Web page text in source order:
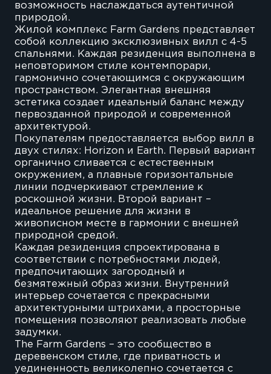
возможность наслаждаться аутентичной
природой.
Жилой комплекс Farm Gardens представляет
собой коллекцию эксклюзивных вилл с 4-5
спальнями. Каждая резиденция выполнена в
неповторимом стиле контемпорари,
гармонично сочетающимся с окружающим
пространством. Элегантная внешняя
эстетика создает идеальный баланс между
первозданной природой и современной
архитектурой.
Покупателям предоставляется выбор вилл в
двух стилях: Horizon и Earth. Первый вариант
органично сливается с естественным
окружением, а плавные горизонтальные
линии подчеркивают стремление к
роскошной жизни. Второй вариант –
идеальное решение для жизни в
живописном месте в гармонии с внешней
природной средой.
Каждая резиденция спроектирована в
соответствии с потребностями людей,
предпочитающих загородный и
безмятежный образ жизни. Внутренний
интерьер сочетается с прекрасными
архитектурными штрихами, а просторные
помещения позволяют реализовать любые
задумки.
The Farm Gardens – это сообщество в
деревенском стиле, где приватность и
уединенность великолепно сочетается с